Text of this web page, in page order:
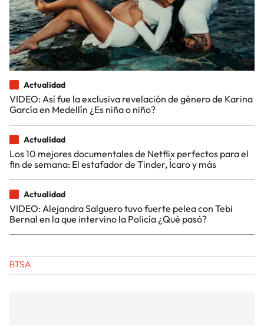
Actualidad
VIDEO: Así fue la exclusiva revelación de género de Karina
García en Medellín ¿Es niña o niño?
Actualidad
Los 10 mejores documentales de Netflix perfectos para el
fin de semana: El estafador de Tinder, Ícaro y más
Actualidad
VIDEO: Alejandra Salguero tuvo fuerte pelea con Tebi
Bernal en la que intervino la Policía ¿Qué pasó?
BTSA